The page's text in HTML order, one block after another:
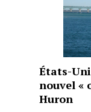
États-
nouvel «
Huron